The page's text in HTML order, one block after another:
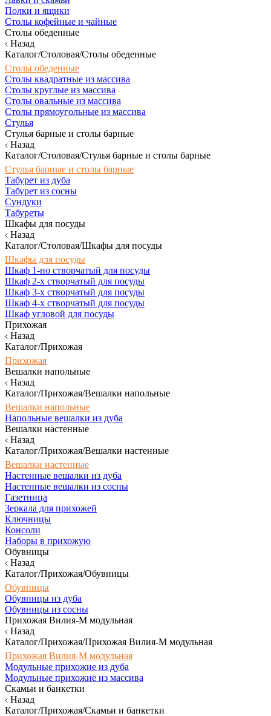
Полки и ящики
Столы кофейные и чайные
Столы обеденные
Назад
Каталог/Столовая/Столы обеденные
Столы обеденные
Столы квадратные из массива
Столы круглые из массива
Столы овальные из массива
Столы прямоугольные из массива
Стулья
Стулья барные и столы барные
Назад
Каталог/Столовая/Стулья барные и столы барные
Стулья барные и столы барные
Табурет из дуба
Табурет из сосны
Сундуки
Табуреты
Шкафы для посуды
Назад
Каталог/Столовая/Шкафы для посуды
Шкафы для посуды
Шкаф 1-но створчатый для посуды
Шкаф 2-х створчатый для посуды
Шкаф 3-х створчатый для посуды
Шкаф 4-х створчатый для посуды
Шкаф угловой для посуды
Прихожая
Назад
Каталог/Прихожая
Прихожая
Вешалки напольные
Назад
Каталог/Прихожая/Вешалки напольные
Вешалки напольные
Напольные вешалки из дуба
Вешалки настенные
Назад
Каталог/Прихожая/Вешалки настенные
Вешалки настенные
Настенные вешалки из дуба
Настенные вешалки из сосны
Газетница
Зеркала для прихожей
Ключницы
Консоли
Наборы в прихожую
Обувницы
Назад
Каталог/Прихожая/Обувницы
Обувницы
Обувницы из дуба
Обувницы из сосны
Прихожая Вилия-М модульная
Назад
Каталог/Прихожая/Прихожая Вилия-М модульная
Прихожая Вилия-М модульная
Модульные прихожие из дуба
Модульные прихожие из массива
Скамьи и банкетки
Назад
Каталог/Прихожая/Скамьи и банкетки